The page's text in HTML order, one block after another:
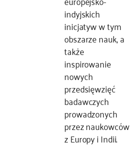
indyjskich
inicjatyw w tym
obszarze nauk, a
także
inspirowanie
nowych
przedsięwzięć
badawczych
prowadzonych
przez naukowców
z Europy i Indii.